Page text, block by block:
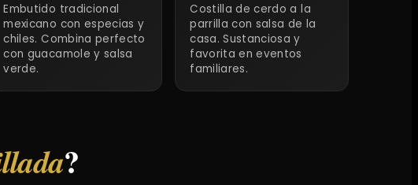
Embutido tradicional
mexicano con especias y
chiles. Combina perfecto
con guacamole y salsa
verde.
Costilla de cerdo a la
parrilla con salsa de la
casa. Sustanciosa y
favorita en eventos
familiares.
?